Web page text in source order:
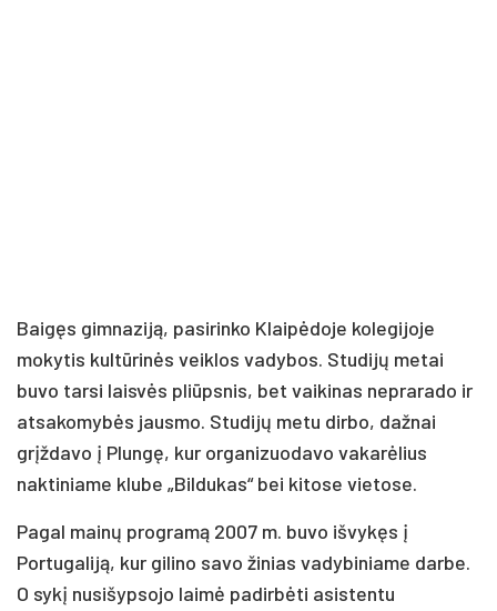
Baigęs gimnaziją, pasirinko Klaipėdoje kolegijoje
mokytis kultūrinės veiklos vadybos. Studijų metai
buvo tarsi laisvės pliūpsnis, bet vaikinas neprarado ir
atsakomybės jausmo. Studijų metu dirbo, dažnai
grįždavo į Plungę, kur organizuodavo vakarėlius
naktiniame klube „Bildukas“ bei kitose vietose.
Pagal mainų programą 2007 m. buvo išvykęs į
Portugaliją, kur gilino savo žinias vadybiniame darbe.
O sykį nusišypsojo laimė padirbėti asistentu